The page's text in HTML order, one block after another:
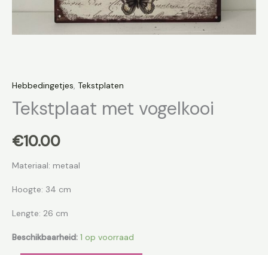
Hebbedingetjes, Tekstplaten
Tekstplaat met vogelkooi
€10.00
Materiaal: metaal
Hoogte: 34 cm
Lengte: 26 cm
Beschikbaarheid: 1 op voorraad